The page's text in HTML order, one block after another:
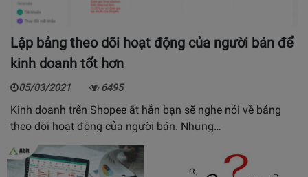
Lập bảng theo dõi hoạt động của người bán để
kinh doanh tốt hơn
05/03/2021 6495
Kinh doanh trên Shopee ắt hẳn bạn sẽ nghe nói về bảng
theo dõi hoạt động của người bán. Nhưng…